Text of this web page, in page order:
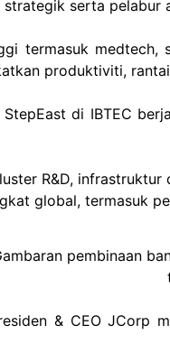
serta pelabur
termasuk
produktiviti,
di IBTEC
R&D,
global, termasuk
pembinaan
& CEO JCorp